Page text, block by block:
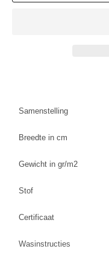
Samenstelling
Breedte in cm
Gewicht in gr/m2
Stof
Certificaat
Wasinstructies